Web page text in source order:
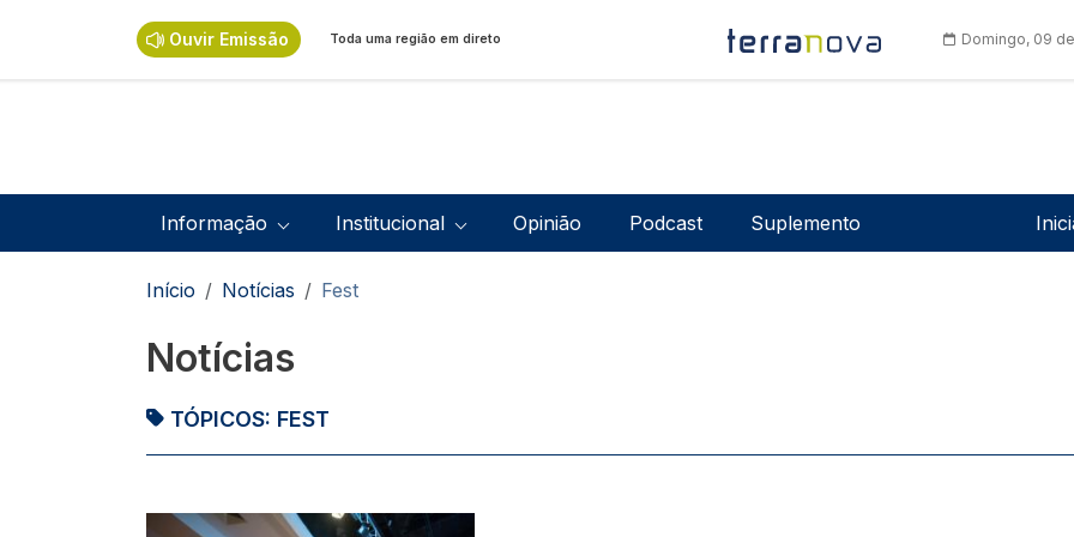
Ouvir Emissão Toda uma região em direto Domingo, 09
Navegação principal
Informação Institucional Opinião Podcast Suplemento
Navegação estrutural
Início Notícias Fest
Notícias
TÓPICOS: FEST
Imagem